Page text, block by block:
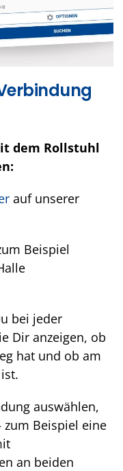
dem Rollstuhl
auf unserer
Beispiel
bei jeder
Dir anzeigen, ob
hat und ob am
auswählen,
zum Beispiel eine
an beiden